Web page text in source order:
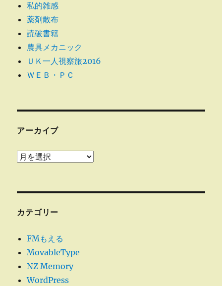
私的雑感
薬剤散布
読破書籍
農具メカニック
ＵＫ一人視察旅2016
ＷＥＢ・ＰＣ
アーカイブ
ア
ブ
カテゴリー
FMもえる
MovableType
NZ Memory
WordPress